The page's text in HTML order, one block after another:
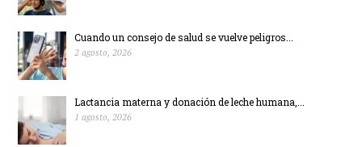
Cuando un consejo de salud se vuelve peligros...
2 agosto, 2026
Lactancia materna y donación de leche humana,...
1 agosto, 2026